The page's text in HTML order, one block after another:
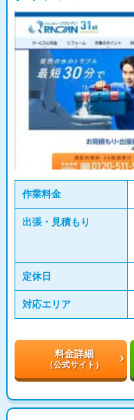
作業料金
出張・見積もり
定休日
対応エリア
料金詳細
（公式サイト）